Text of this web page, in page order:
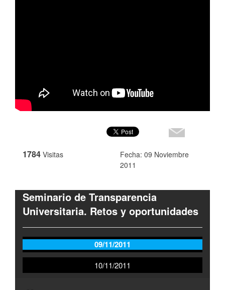
1784 Visitas
Fecha: 09 Noviembre
2011
Seminario de Transparencia
Universitaria. Retos y oportunidades
09/11/2011
10/11/2011